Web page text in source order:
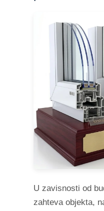
U zavisnosti od
zahteva objekta,